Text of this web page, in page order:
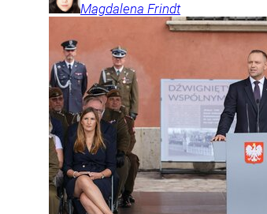
Magdalena Frindt